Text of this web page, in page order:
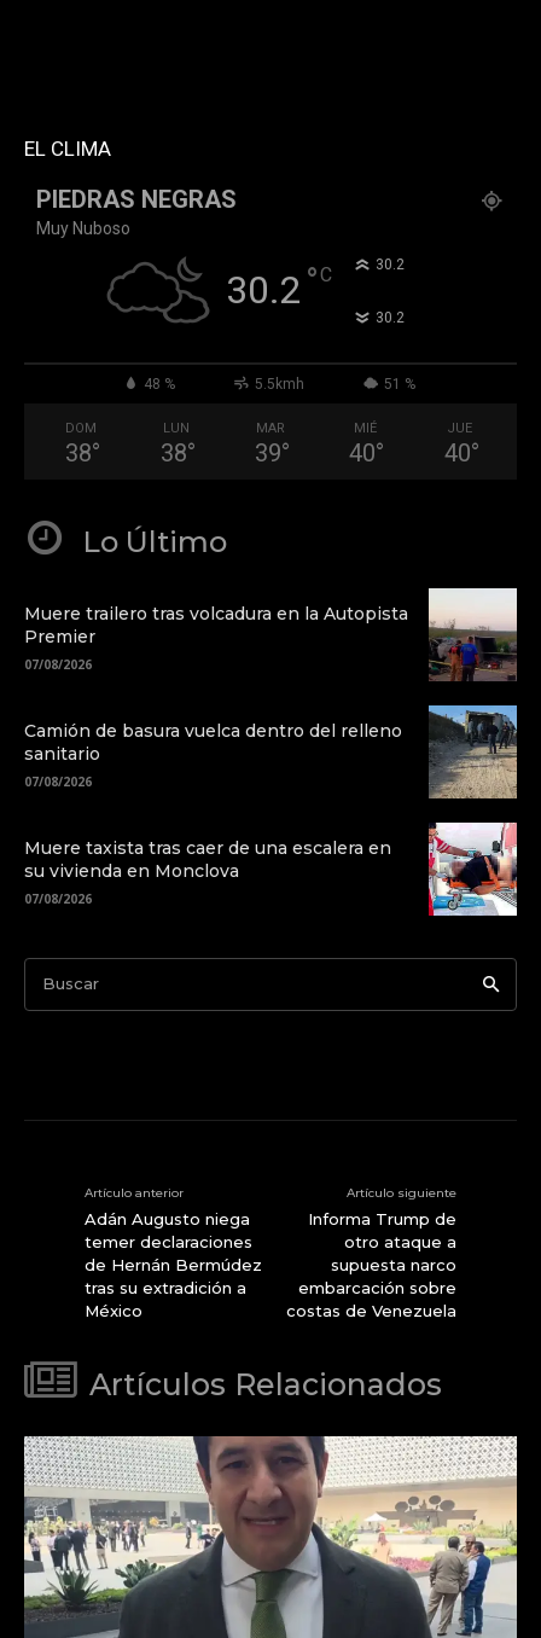
EL CLIMA
PIEDRAS NEGRAS
Muy Nuboso
30.2 °C 30.2°
30.2°
48 % 5.5kmh 51 %
DOM
38°
LUN
38°
MAR
39°
MIÉ
40°
JUE
40°
Lo Último
Muere trailero tras volcadura en la Autopista
Premier
07/08/2026
Camión de basura vuelca dentro del relleno
sanitario
07/08/2026
Muere taxista tras caer de una escalera en
su vivienda en Monclova
07/08/2026
Buscar
Artículo anterior
Adán Augusto niega
temer declaraciones
de Hernán Bermúdez
tras su extradición a
México
Artículo siguiente
Informa Trump de
otro ataque a
supuesta narco
embarcación sobre
costas de Venezuela
Artículos Relacionados